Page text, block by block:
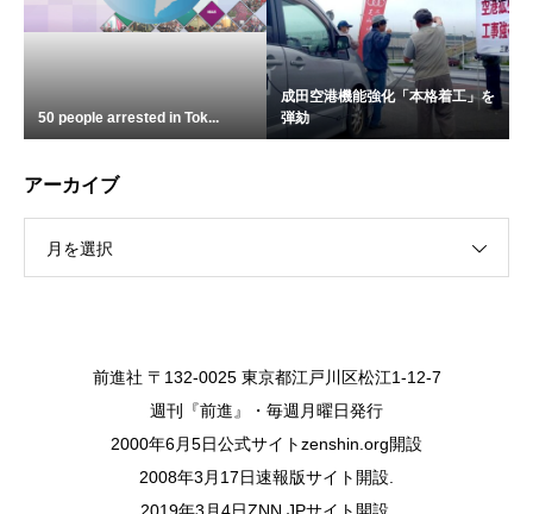
50 people arrested in Tok...
成田空港機能強化「本格着工」を
弾劾
アーカイブ
月を選択
前進社 〒132-0025 東京都江戸川区松江1-12-7
週刊『前進』・毎週月曜日発行
2000年6月5日公式サイトzenshin.org開設
2008年3月17日速報版サイト開設.
2019年3月4日ZNN.JPサイト開設.